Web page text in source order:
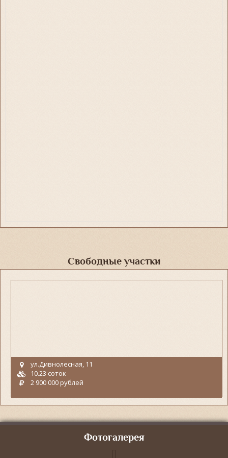
Свободные участки
ул.Дивнолесная, 11
10.23 соток
2 900 000 рублей
Фотогалерея